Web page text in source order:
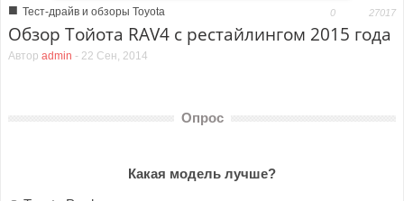
■ Тест-драйв и обзоры Toyota 0 27017
Обзор Тойота RAV4 с рестайлингом 2015 года
Автор admin - 22 Сен, 2014
Опрос
Какая модель лучше?